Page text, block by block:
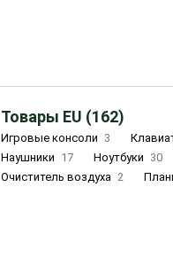
Товары EU (162)
Игровые консоли 3
Наушники 17 Ноутбуки 30
Очиститель воздуха 2